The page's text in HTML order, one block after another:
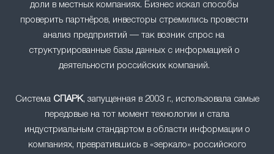
доли в местных компаниях. Бизнес искал способы
проверить партнёров, инвесторы стремились провести
анализ предприятий — так возник спрос на
структурированные базы данных с информацией о
деятельности российских компаний.
Система СПАРК, запущенная в 2003 г., использовала самые
передовые на тот момент технологии и стала
индустриальным стандартом в области информации о
компаниях, превратившись в «зеркало» российского